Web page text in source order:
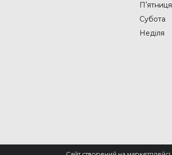
Пʼятниця
Субота
Неділя